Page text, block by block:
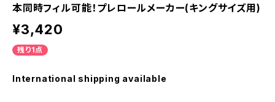
本同時フィル可能！プレロールメーカー(キングサイズ用)
¥3,420
残り1点
International shipping available